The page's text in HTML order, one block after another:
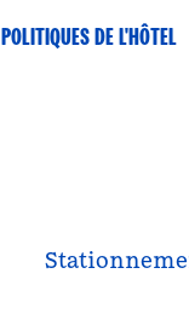
POLITIQUES DE L'HÔTEL